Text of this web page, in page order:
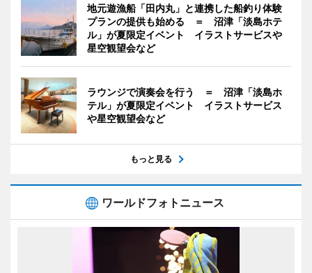
地元遊漁船「田内丸」と連携した船釣り体験
プランの提供も始める ＝ 沼津「淡島ホテ
ル」が夏限定イベント イラストサービスや
星空観望会など
ラウンジで演奏会を行う ＝ 沼津「淡島ホ
テル」が夏限定イベント イラストサービス
や星空観望会など
もっと見る
ワールドフォトニュース